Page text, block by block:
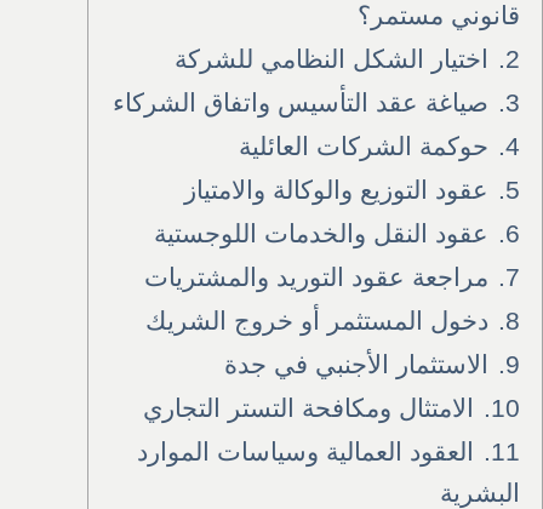
قانوني مستمر؟
2.
اختيار الشكل النظامي للشركة
3.
صياغة عقد التأسيس واتفاق الشركاء
4.
حوكمة الشركات العائلية
5.
عقود التوزيع والوكالة والامتياز
6.
عقود النقل والخدمات اللوجستية
7.
مراجعة عقود التوريد والمشتريات
8.
دخول المستثمر أو خروج الشريك
9.
الاستثمار الأجنبي في جدة
10.
الامتثال ومكافحة التستر التجاري
11.
العقود العمالية وسياسات الموارد
البشرية